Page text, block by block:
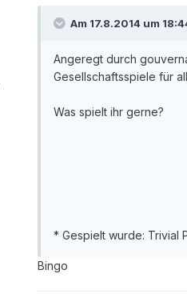
Am 17.8.2014 um
Angeregt durch
Gesellschaftsspiele für
Was spielt ihr gerne?
* Gespielt wurde: Trivial
Bingo